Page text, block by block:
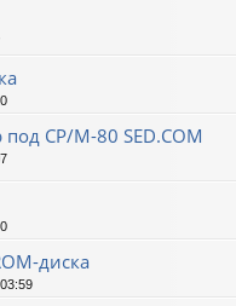
CP/M-80 SED.COM
диска